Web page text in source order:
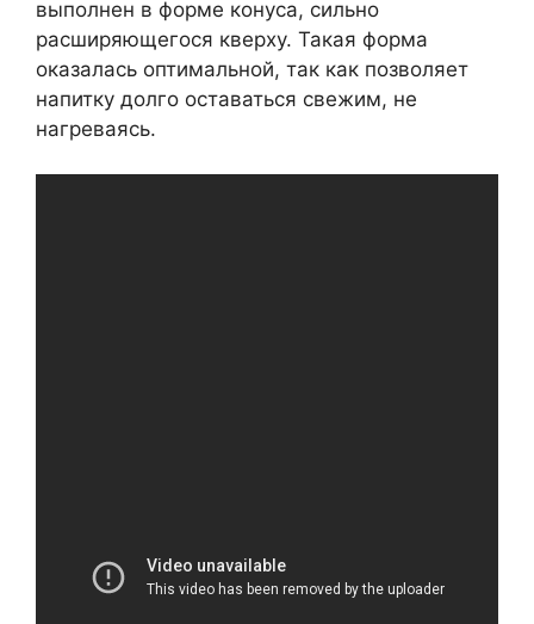
выполнен в форме конуса, сильно
расширяющегося кверху. Такая форма
оказалась оптимальной, так как позволяет
напитку долго оставаться свежим, не
нагреваясь.